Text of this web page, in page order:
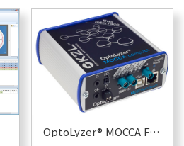
OptoLyzer® MOCCA Familiy